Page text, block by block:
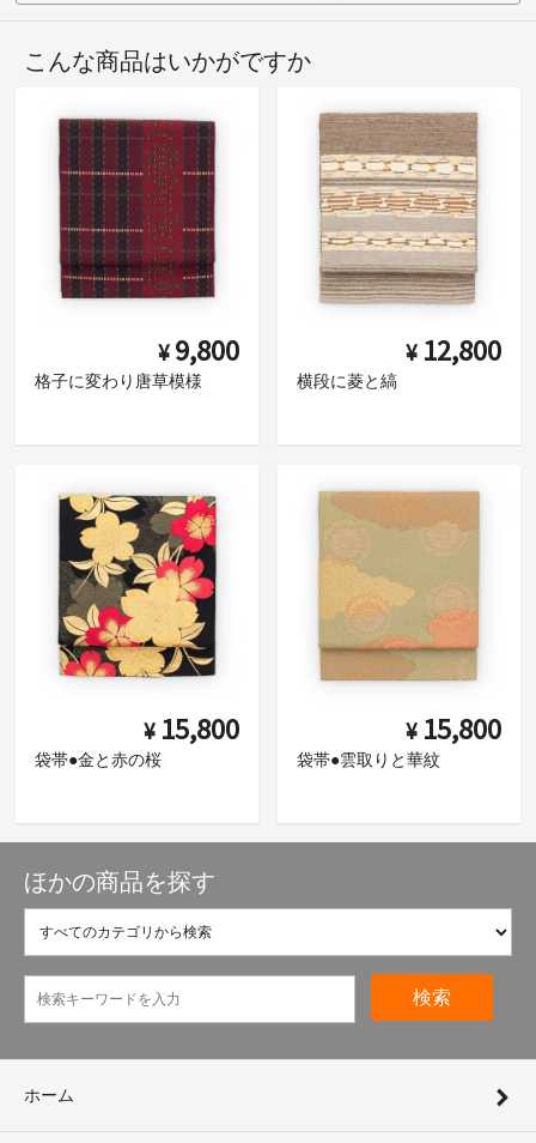
こんな商品はいかがですか
¥ 9,800
格子に変わり唐草模様
¥ 12,800
横段に菱と縞
¥ 15,800
袋帯●金と赤の桜
¥ 15,800
袋帯●雲取りと華紋
ほかの商品を探す
検索
ホーム